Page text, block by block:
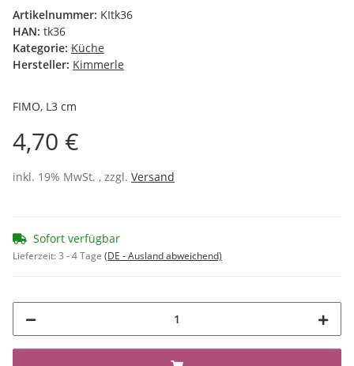
Artikelnummer: KItk36
HAN: tk36
Kategorie: Küche
Hersteller: Kimmerle
FIMO, L3 cm
4,70 €
inkl. 19% MwSt. , zzgl. Versand
Sofort verfügbar
Lieferzeit:3 - 4 Tage (DE - Ausland abweichend)